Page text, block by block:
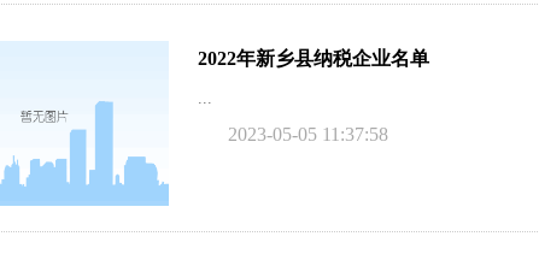
2022年新乡县纳税企业名单
...
2023-05-05 11:37:58